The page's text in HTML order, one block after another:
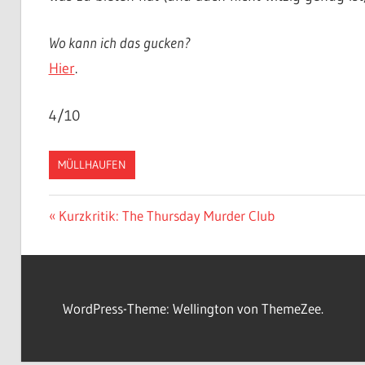
Wo kann ich das gucken?
Hier.
4/10
MÜLLHAUFEN
Beitragsnavigation
Vorheriger
Kurzkritik: The Thursday Murder Club
WordPress-Theme: Wellington von ThemeZee.